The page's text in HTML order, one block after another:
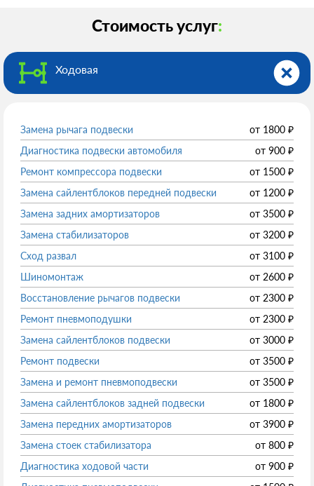
Стоимость услуг:
Ходовая
Замена рычага подвески от 1800 ₽
Диагностика подвески автомобиля
от 900 ₽
Ремонт компрессора подвески
от 1500 ₽
Замена сайлентблоков передней подвески
от 1200 ₽
Замена задних амортизаторов
от 3500 ₽
Замена стабилизаторов
от 3200 ₽
Сход развал
от 3100 ₽
Шиномонтаж
от 2600 ₽
Восстановление рычагов подвески
от 2300 ₽
Ремонт пневмоподушки
от 2300 ₽
Замена сайлентблоков подвески
от 3000 ₽
Ремонт подвески
от 3500 ₽
Замена и ремонт пневмоподвески
от 3500 ₽
Замена сайлентблоков задней подвески
от 1800 ₽
Замена передних амортизаторов
от 3900 ₽
Замена стоек стабилизатора
от 800 ₽
Диагностика ходовой части
от 900 ₽